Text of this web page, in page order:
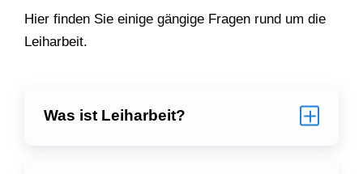
Hier finden Sie einige gängige Fragen rund um die
Leiharbeit.
Was ist Leiharbeit?